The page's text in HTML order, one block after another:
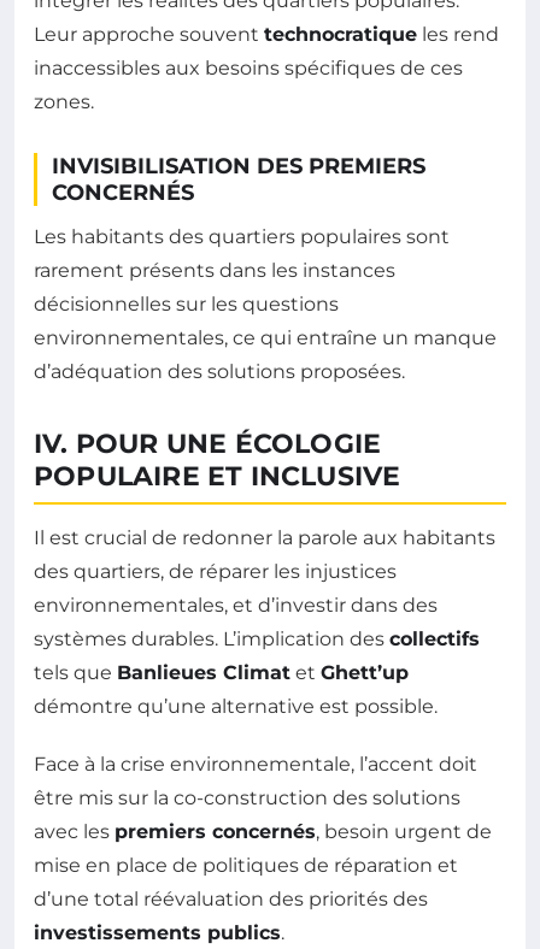
Leur approche souvent technocratique les rend
inaccessibles aux besoins spécifiques de ces
zones.
INVISIBILISATION DES PREMIERS
CONCERNÉS
Les habitants des quartiers populaires sont
rarement présents dans les instances
décisionnelles sur les questions
environnementales, ce qui entraîne un manque
d’adéquation des solutions proposées.
IV. POUR UNE ÉCOLOGIE
POPULAIRE ET INCLUSIVE
Il est crucial de redonner la parole aux habitants
des quartiers, de réparer les injustices
environnementales, et d’investir dans des
systèmes durables. L’implication des collectifs
tels que Banlieues Climat et Ghett’up
démontre qu’une alternative est possible.
Face à la crise environnementale, l’accent doit
être mis sur la co-construction des solutions
avec les premiers concernés, besoin urgent de
mise en place de politiques de réparation et
d’une total réévaluation des priorités des
investissements publics.